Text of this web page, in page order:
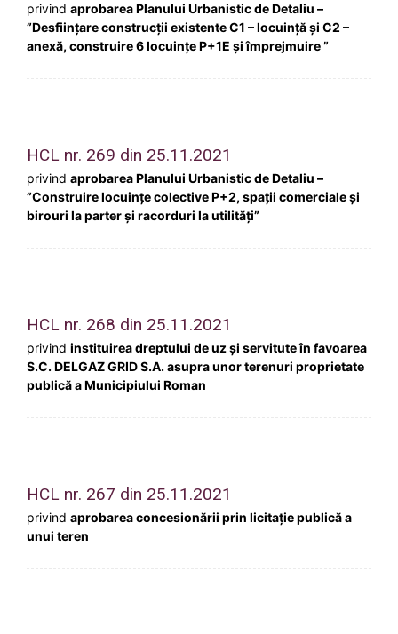
privind aprobarea Planului Urbanistic de Detaliu –
”Desființare construcții existente C1 – locuință și C2 –
anexă, construire 6 locuințe P+1E și împrejmuire ”
HCL nr. 269 din 25.11.2021
privind aprobarea Planului Urbanistic de Detaliu –
”Construire locuințe colective P+2, spații comerciale și
birouri la parter și racorduri la utilități”
HCL nr. 268 din 25.11.2021
privind instituirea dreptului de uz şi servitute în favoarea
S.C. DELGAZ GRID S.A. asupra unor terenuri proprietate
publică a Municipiului Roman
HCL nr. 267 din 25.11.2021
privind aprobarea concesionării prin licitație publică a
unui teren